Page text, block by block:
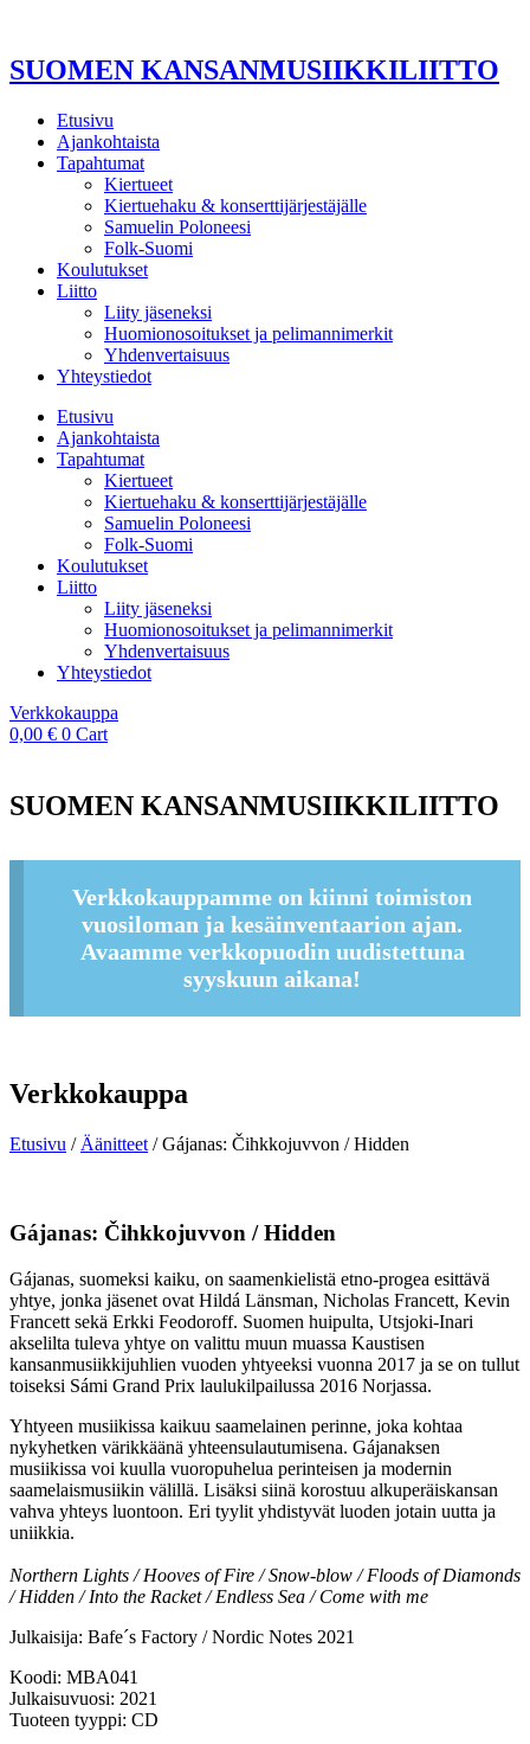
SUOMEN KANSANMUSIIKKILIITTO
Etusivu
Ajankohtaista
Tapahtumat
Kiertueet
Kiertuehaku & konserttijärjestäjälle
Samuelin Poloneesi
Folk-Suomi
Koulutukset
Liitto
Liity jäseneksi
Huomionosoitukset ja pelimannimerkit
Yhdenvertaisuus
Yhteystiedot
Etusivu
Ajankohtaista
Tapahtumat
Kiertueet
Kiertuehaku & konserttijärjestäjälle
Samuelin Poloneesi
Folk-Suomi
Koulutukset
Liitto
Liity jäseneksi
Huomionosoitukset ja pelimannimerkit
Yhdenvertaisuus
Yhteystiedot
Verkkokauppa
0,00 € 0 Cart
SUOMEN KANSANMUSIIKKILIITTO
Verkkokauppamme on kiinni toimiston
vuosiloman ja kesäinventaarion ajan.
Avaamme verkkopuodin uudistettuna
syyskuun aikana!
Verkkokauppa
Etusivu / Äänitteet / Gájanas: Čihkkojuvvon / Hidden
Gájanas: Čihkkojuvvon / Hidden
Gájanas, suomeksi kaiku, on saamenkielistä etno-progea esittävä
yhtye, jonka jäsenet ovat Hildá Länsman, Nicholas Francett, Kevin
Francett sekä Erkki Feodoroff. Suomen huipulta, Utsjoki-Inari
akselilta tuleva yhtye on valittu muun muassa Kaustisen
kansanmusiikkijuhlien vuoden yhtyeeksi vuonna 2017 ja se on tullut
toiseksi Sámi Grand Prix laulukilpailussa 2016 Norjassa.
Yhtyeen musiikissa kaikuu saamelainen perinne, joka kohtaa
nykyhetken värikkäänä yhteensulautumisena. Gájanaksen
musiikissa voi kuulla vuoropuhelua perinteisen ja modernin
saamelaismusiikin välillä. Lisäksi siinä korostuu alkuperäiskansan
vahva yhteys luontoon. Eri tyylit yhdistyvät luoden jotain uutta ja
uniikkia.
Northern Lights / Hooves of Fire / Snow-blow / Floods of Diamonds
/ Hidden / Into the Racket / Endless Sea / Come with me
Julkaisija: Bafe´s Factory / Nordic Notes 2021
Koodi: MBA041
Julkaisuvuosi: 2021
Tuoteen tyyppi: CD